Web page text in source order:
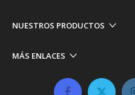
NUESTROS PRODUCTOS
MÁS ENLACES